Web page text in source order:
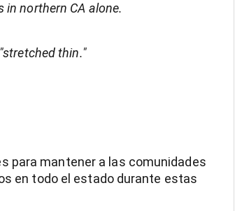
in northern CA alone.
thin."
para mantener a las comunidades
en todo el estado durante estas